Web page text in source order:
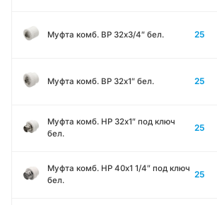
Муфта комб. ВР 32х3/4″ бел. 25
Муфта комб. ВР 32х1″ бел. 25
Муфта комб. НР 32х1″ под ключ
бел.
25
Муфта комб. НР 40х1 1/4″ под ключ
бел.
25